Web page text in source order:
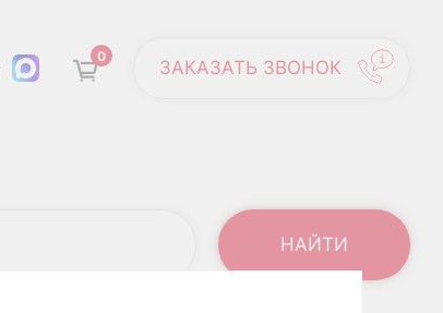
0
ЗАКАЗАТЬ ЗВОНОК